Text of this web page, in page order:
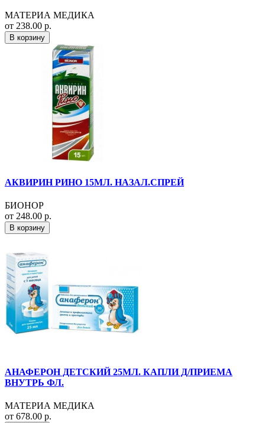
МАТЕРИА МЕДИКА
от 238.00 р.
В корзину
АКВИРИН РИНО 15МЛ. НАЗАЛ.СПРЕЙ
БИОНОР
от 248.00 р.
В корзину
АНАФЕРОН ДЕТСКИЙ 25МЛ. КАПЛИ Д/ПРИЕМА
ВНУТРЬ ФЛ.
МАТЕРИА МЕДИКА
от 678.00 р.